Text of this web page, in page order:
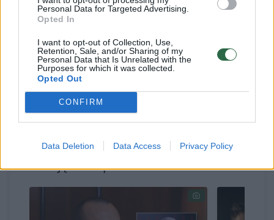
Personal Data for Targeted Advertising.
Opted In
I want to opt-out of Collection, Use,
Retention, Sale, and/or Sharing of my
Personal Data that Is Unrelated with the
Purposes for which it was collected.
Opted Out
CONFIRM
Data Deletion Data Access Privacy Policy
„Jeigu atšauktas spektaklis, kaip buvo
„Makbetas“, dėl ko aš labai apgailestauju ir
atsiprašau visų žiūrovų, kad taip įvyko, ką
tokiu atveju daryti? Kaip mes sprendžiame
šitą klausimą su teatru?“ – klausė aktorius.
Susiję straipsniai